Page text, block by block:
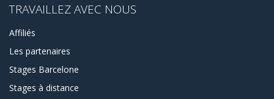
TRAVAILLEZ AVEC NOUS
Affiliés
Les partenaires
Stages Barcelone
Stages à distance